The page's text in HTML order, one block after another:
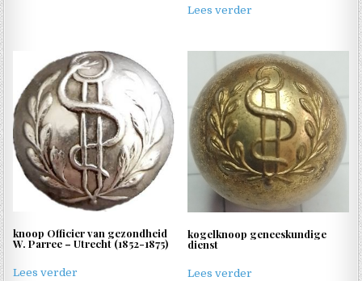
Lees verder
knoop Officier van gezondheid
W. Parree – Utrecht (1852-1875)
Lees verder
kogelknoop geneeskundige
dienst
Lees verder